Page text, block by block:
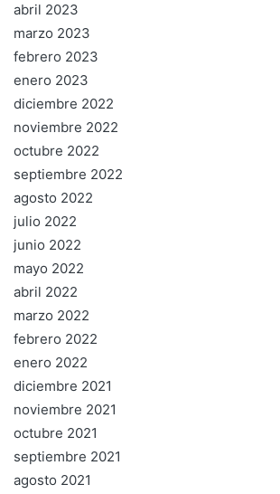
abril 2023
marzo 2023
febrero 2023
enero 2023
diciembre 2022
noviembre 2022
octubre 2022
septiembre 2022
agosto 2022
julio 2022
junio 2022
mayo 2022
abril 2022
marzo 2022
febrero 2022
enero 2022
diciembre 2021
noviembre 2021
octubre 2021
septiembre 2021
agosto 2021